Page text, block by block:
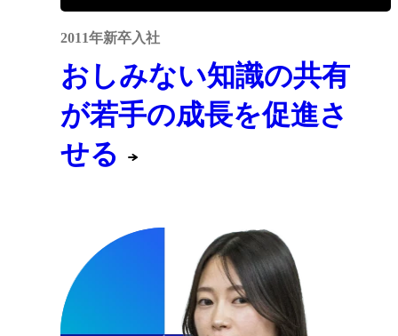
2011年新卒入社
おしみない知識の共有
が若手の成長を促進さ
せる